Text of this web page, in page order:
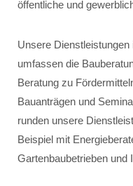
öffentliche und
Unsere
umfassen die
Beratung zu
Bauanträgen und
runden unsere
Beispiel mit
Gartenbaubetrieben und